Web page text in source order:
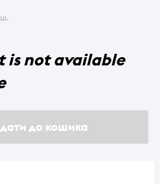
is not available
до кошика